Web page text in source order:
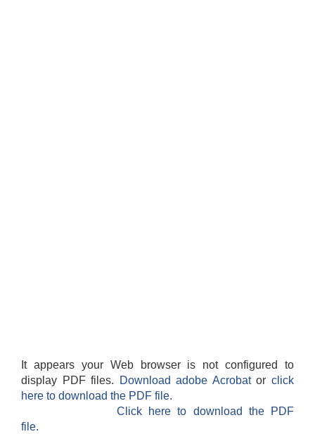
It appears your Web browser is not configured to
display PDF files.
Download adobe Acrobatorclick
here to download the PDF file.
Click here to download the PDF
file.